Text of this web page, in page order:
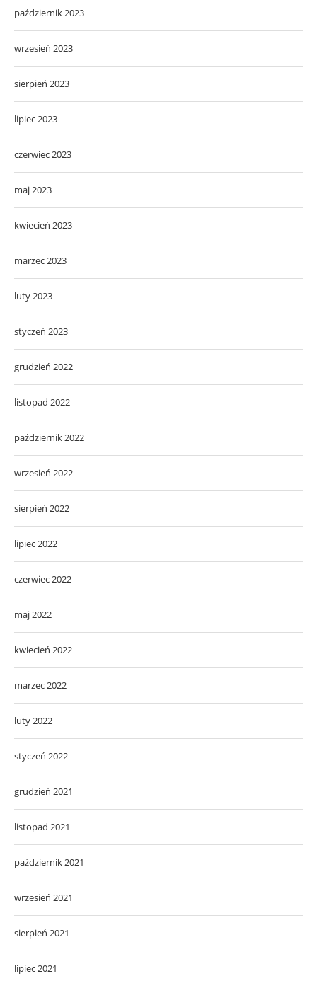
październik 2023
wrzesień 2023
sierpień 2023
lipiec 2023
czerwiec 2023
maj 2023
kwiecień 2023
marzec 2023
luty 2023
styczeń 2023
grudzień 2022
listopad 2022
październik 2022
wrzesień 2022
sierpień 2022
lipiec 2022
czerwiec 2022
maj 2022
kwiecień 2022
marzec 2022
luty 2022
styczeń 2022
grudzień 2021
listopad 2021
październik 2021
wrzesień 2021
sierpień 2021
lipiec 2021